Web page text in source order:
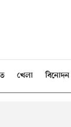
খেলা বিনোদন